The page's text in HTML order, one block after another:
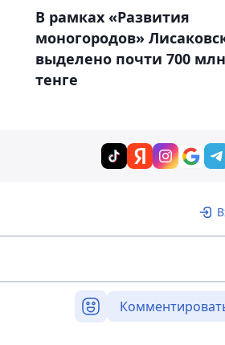
В рамках «Развития
моногородов»
выделено почти 700 млн
тенге